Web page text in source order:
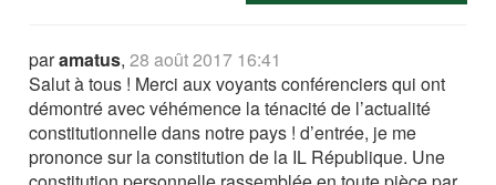
paramatus,28 août 2017 16:41
Salut à tous ! Merci aux voyants conférenciers qui ont
démontré avec véhémence la ténacité de l’actualité
constitutionnelle dans notre pays ! d’entrée, je me
prononce sur la constitution de la IL République. Une